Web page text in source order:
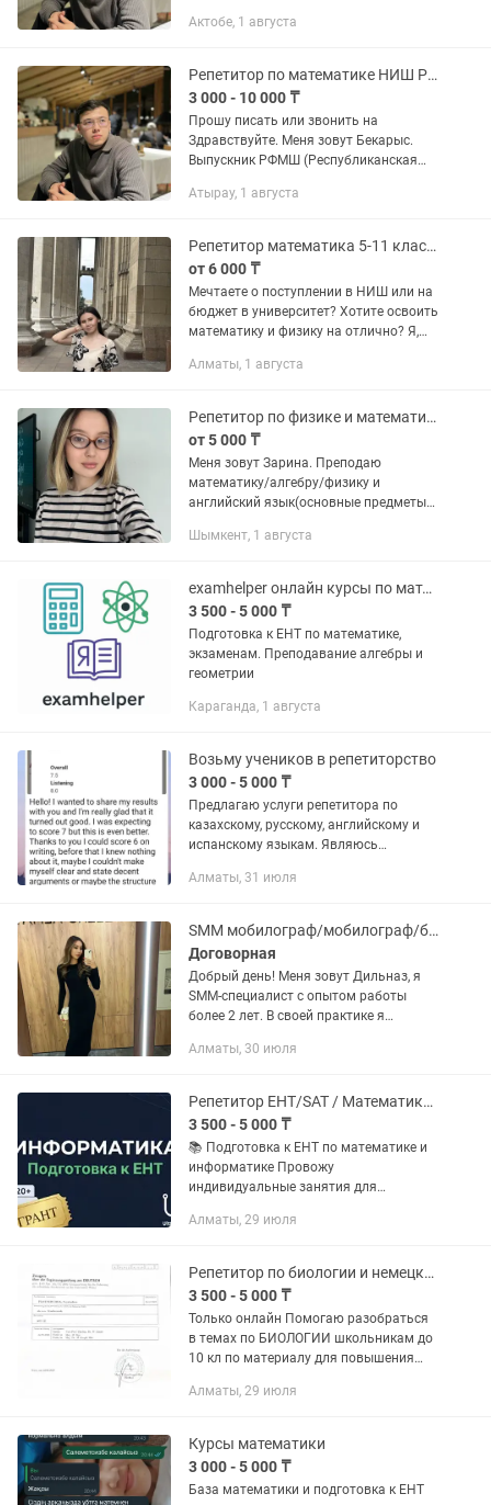
Студент 3 курса Назарбаев
Актобе, 1 августа
Репетитор по математике НИШ РФМШ КТЛ SAT NUET. Помощь по СОР, СОЧ
3 000 - 10 000 ₸
Прошу писать или звонить на
Здравствуйте. Меня зовут Бекарыс.
Выпускник РФМШ (Республиканская
Студент 3 курса Назарбаев
Атырау, 1 августа
Репетитор математика 5-11 классы, подготовка к ент
от 6 000 ₸
Мечтаете о поступлении в НИШ или на
бюджет в университет? Хотите освоить
математику и физику на отлично? Я,
просто хороших, а потрясающих
Алматы, 1 августа
Репетитор по физике и математике на 3 языках (рус, каз, англ)
от 5 000 ₸
Меня зовут Зарина. Преподаю
математику/алгебру/физику и
английский язык(основные предметы)
колледжам. Закончила школу Дарын в
техническом...
Шымкент, 1 августа
examhelper онлайн курсы по математике
3 500 - 5 000 ₸
Подготовка к ЕНТ по математике,
экзаменам. Преподавание алгебры и
геометрии
Караганда, 1 августа
Возьму учеников в репетиторство
3 000 - 5 000 ₸
Предлагаю услуги репетитора по
казахскому, русскому, английскому и
испанскому языкам. Являюсь
Опыт преподавания более 3 лет. Курс
Алматы, 31 июля
SMM мобилограф/мобилограф/бизнес ассистент
Договорная
Добрый день! Меня зовут Дильназ, я
SMM-специалист с опытом работы
более 2 лет. В своей практике я
такими как ателье, рестораны, личные
Алматы, 30 июля
Репетитор ЕНТ/SAT / Математика, Информатика 1-11кл.
3 500 - 5 000 ₸
📚 Подготовка к ЕНТ по математике и
информатике Провожу
индивидуальные занятия для
информатике с подготовкой к ЕНТ. ✔
выбирайте удобный для вас...
Алматы, 29 июля
Репетитор по биологии и немецкому языку
3 500 - 5 000 ₸
Только онлайн Помогаю разобраться
в темах по БИОЛОГИИ школьникам до
10 кл по материалу для повышения
ент, а также подготавливаю к
Алматы, 29 июля
Курсы математики
3 000 - 5 000 ₸
База математики и подготовка к ЕНТ